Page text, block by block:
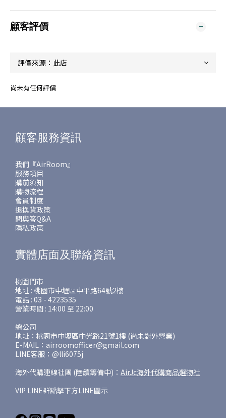
顧客評價
尚未有任何評價
顧客服務資訊
我們『AirRoom』
服務項目
購前須知
購物流程
會員制度
退換貨政策
問與答Q&A
隱私政策
實體店面及聯絡資訊
桃園門市
地址 : 桃園市中壢區中平路64號2樓
電話 : 03 - 4223535
營業時間 : 14:00 至 22:00
總公司
地址：桃園市中壢區中光路21號1樓 (尚未對外營業)
E-MAIL：airroomofficer@gmail.com
LINE客服：@lli6075j
海外代購連線社團 (陸續籌備中)： AirJc海外代購商品選物社
VIP LINE群點擊下方LINE圖示